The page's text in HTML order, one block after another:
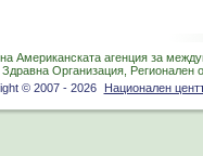
Американската агенция за
Здравна Организация, Регионален
© 2007 - 2026
Национален